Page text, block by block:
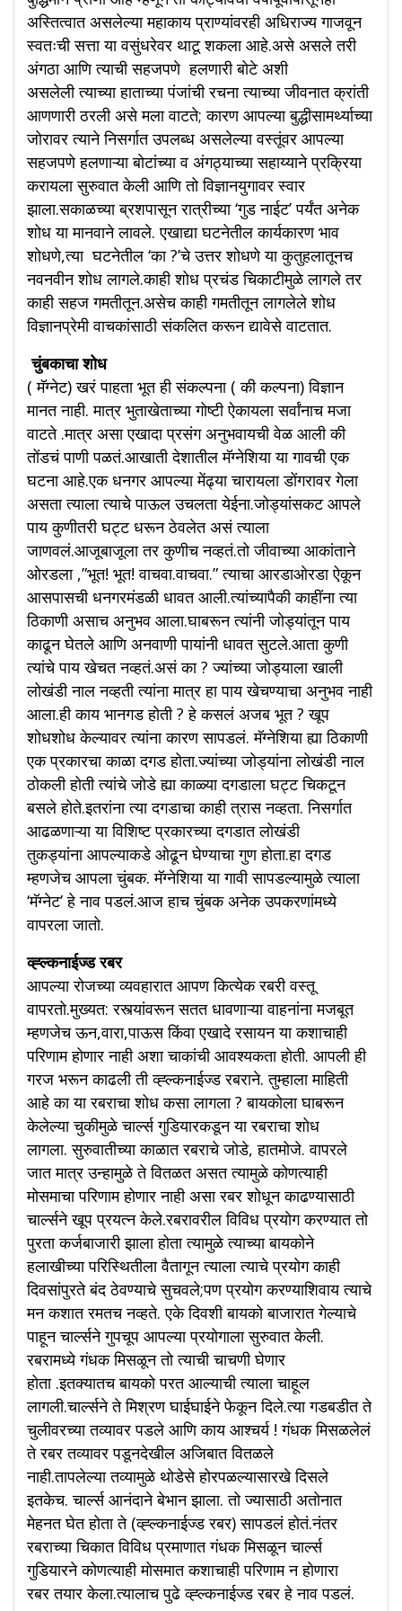
अस्तित्वात असलेल्या महाकाय प्राण्यांवरही अधिराज्य गाजवून
स्वतःची सत्ता या वसुंधरेवर थाटू शकला आहे.असे असले तरी
अंगठा आणि त्याची सहजपणे हलणारी बोटे अशी
असलेली त्याच्या हाताच्या पंजांची रचना त्याच्या जीवनात क्रांती
आणणारी ठरली असे मला वाटते; कारण आपल्या बुद्धीसामर्थ्याच्या
जोरावर त्याने निसर्गात उपलब्ध असलेल्या वस्तूंवर आपल्या
सहजपणे हलणाऱ्या बोटांच्या व अंगठ्याच्या सहाय्याने प्रक्रिया
करायला सुरुवात केली आणि तो विज्ञानयुगावर स्वार
झाला.सकाळच्या ब्रशपासून रात्रीच्या ‘गुड नाईट’ पर्यंत अनेक
शोध या मानवाने लावले. एखाद्या घटनेतील कार्यकारण भाव
शोधणे,त्या घटनेतील ‘का ?’चे उत्तर शोधणे या कुतुहलातूनच
नवनवीन शोध लागले.काही शोध प्रचंड चिकाटीमुळे लागले तर
काही सहज गमतीतून.असेच काही गमतीतून लागलेले शोध
विज्ञानप्रेमी वाचकांसाठी संकलित करून द्यावेसे वाटतात.
चुंबकाचा शोध
( मॅग्नेट) खरं पाहता भूत ही संकल्पना ( की कल्पना) विज्ञान
मानत नाही. मात्र भुताखेताच्या गोष्टी ऐकायला सर्वांनाच मजा
वाटते .मात्र असा एखादा प्रसंग अनुभवायची वेळ आली की
तोंडचं पाणी पळतं.आखाती देशातील मॅग्नेशिया या गावची एक
घटना आहे.एक धनगर आपल्या मेंढ्या चारायला डोंगरावर गेला
असता त्याला त्याचे पाऊल उचलता येईना.जोड्यांसकट आपले
पाय कुणीतरी घट्ट धरून ठेवलेत असं त्याला
जाणवलं.आजूबाजूला तर कुणीच नव्हतं.तो जीवाच्या आकांताने
ओरडला ,”भूत! भूत! वाचवा.वाचवा.” त्याचा आरडाओरडा ऐकून
आसपासची धनगरमंडळी धावत आली.त्यांच्यापैकी काहींना त्या
ठिकाणी असाच अनुभव आला.घाबरून त्यांनी जोड्यांतून पाय
काढून घेतले आणि अनवाणी पायांनी धावत सुटले.आता कुणी
त्यांचे पाय खेचत नव्हतं.असं का ? ज्यांच्या जोड्याला खाली
लोखंडी नाल नव्हती त्यांना मात्र हा पाय खेचण्याचा अनुभव नाही
आला.ही काय भानगड होती ? हे कसलं अजब भूत ? खूप
शोधशोध केल्यावर त्यांना कारण सापडलं. मॅग्नेशिया ह्या ठिकाणी
एक प्रकारचा काळा दगड होता.ज्यांच्या जोड्यांना लोखंडी नाल
ठोकली होती त्यांचे जोडे ह्या काळ्या दगडाला घट्ट चिकटून
बसले होते.इतरांना त्या दगडाचा काही त्रास नव्हता. निसर्गात
आढळणाऱ्या या विशिष्ट प्रकारच्या दगडात लोखंडी
तुकड्यांना आपल्याकडे ओढून घेण्याचा गुण होता.हा दगड
म्हणजेच आपला चुंबक. मॅग्नेशिया या गावी सापडल्यामुळे त्याला
‘मॅग्नेट’ हे नाव पडलं.आज हाच चुंबक अनेक उपकरणांमध्ये
वापरला जातो.
व्ह्ल्कनाईज्ड रबर
आपल्या रोजच्या व्यवहारात आपण कित्येक रबरी वस्तू
वापरतो.मुख्यत: रस्त्यांवरून सतत धावणाऱ्या वाहनांना मजबूत
म्हणजेच ऊन,वारा,पाऊस किंवा एखादे रसायन या कशाचाही
परिणाम होणार नाही अशा चाकांची आवश्यकता होती. आपली ही
गरज भरून काढली ती व्ह्ल्कनाईज्ड रबराने. तुम्हाला माहिती
आहे का या रबराचा शोध कसा लागला ? बायकोला घाबरून
केलेल्या चुकीमुळे चार्ल्स गुडियारकडून या रबराचा शोध
लागला. सुरुवातीच्या काळात रबराचे जोडे, हातमोजे. वापरले
जात मात्र उन्हामुळे ते वितळत असत त्यामुळे कोणत्याही
मोसमाचा परिणाम होणार नाही असा रबर शोधून काढण्यासाठी
चार्ल्सने खूप प्रयत्न केले.रबरावरील विविध प्रयोग करण्यात तो
पुरता कर्जबाजारी झाला होता त्यामुळे त्याच्या बायकोने
हलाखीच्या परिस्थितीला वैतागून त्याला त्याचे प्रयोग काही
दिवसांपुरते बंद ठेवण्याचे सुचवले;पण प्रयोग करण्याशिवाय त्याचे
मन कशात रमतच नव्हते. एके दिवशी बायको बाजारात गेल्याचे
पाहून चार्ल्सने गुपचूप आपल्या प्रयोगाला सुरुवात केली.
रबरामध्ये गंधक मिसळून तो त्याची चाचणी घेणार
होता .इतक्यातच बायको परत आल्याची त्याला चाहूल
लागली.चार्ल्सने ते मिश्रण घाईघाईने फेकून दिले.त्या गडबडीत ते
चुलीवरच्या तव्यावर पडले आणि काय आश्चर्य ! गंधक मिसळलेलं
ते रबर तव्यावर पडूनदेखील अजिबात वितळले
नाही.तापलेल्या तव्यामुळे थोडेसे होरपळल्यासारखे दिसले
इतकेच. चार्ल्स आनंदाने बेभान झाला. तो ज्यासाठी अतोनात
मेहनत घेत होता ते (व्ह्ल्कनाईज्ड रबर) सापडलं होतं.नंतर
रबराच्या चिकात विविध प्रमाणात गंधक मिसळून चार्ल्स
गुडियारने कोणत्याही मोसमात कशाचाही परिणाम न होणारा
रबर तयार केला.त्यालाच पुढे व्ह्ल्कनाईज्ड रबर हे नाव पडलं.